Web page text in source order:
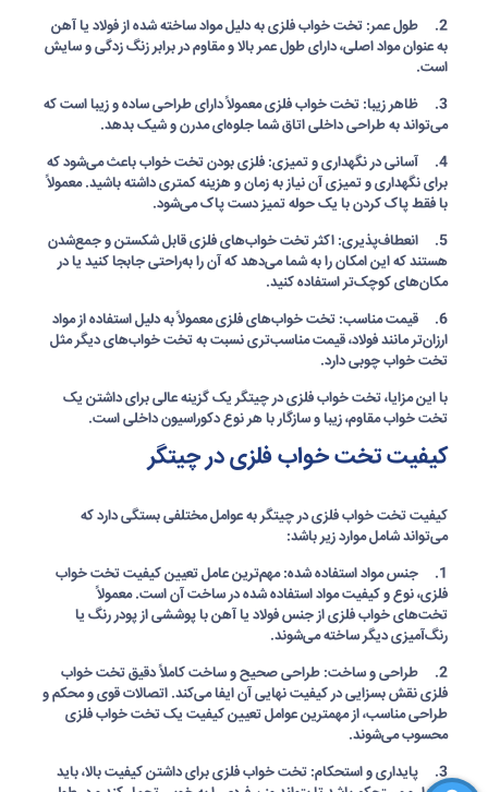
2. طول عمر: تخت خواب فلزی به دلیل مواد ساخته شده از فولاد یا آهن
به عنوان مواد اصلی، دارای طول عمر بالا و مقاوم در برابر زنگ زدگی و سایش
است.
3. ظاهر زیبا: تخت خواب فلزی معمولاً دارای طراحی ساده و زیبا است که
می‌تواند به طراحی داخلی اتاق شما جلوه‌ای مدرن و شیک بدهد.
4. آسانی در نگهداری و تمیزی: فلزی بودن تخت خواب باعث می‌شود که
برای نگهداری و تمیزی آن نیاز به زمان و هزینه کمتری داشته باشید. معمولاً
با فقط پاک کردن با یک حوله تمیز دست پاک می‌شود.
5. انعطاف‌پذیری: اکثر تخت خواب‌های فلزی قابل شکستن و جمع‌شدن
هستند که این امکان را به شما می‌دهد که آن را به‌راحتی جابجا کنید یا در
مکان‌های کوچک‌تر استفاده کنید.
6. قیمت مناسب: تخت خواب‌های فلزی معمولاً به دلیل استفاده از مواد
ارزان‌تر مانند فولاد، قیمت مناسب‌تری نسبت به تخت خواب‌های دیگر مثل
تخت خواب چوبی دارد.
با این مزایا،تخت خواب فلزی در چیتگریک گزینه عالی برای داشتن یک
تخت خواب مقاوم، زیبا و سازگار با هر نوع دکوراسیون داخلی است.
کیفیت تخت خواب فلزی در چیتگر
کیفیتتخت خواب فلزی در چیتگربه عوامل مختلفی بستگی دارد که
می‌تواند شامل موارد زیر باشد:
1. جنس مواد استفاده شده: مهم‌ترین عامل تعیین کیفیت تخت خواب
فلزی، نوع و کیفیت مواد استفاده شده در ساخت آن است. معمولاً
تخت‌های خواب فلزی از جنس فولاد یا آهن با پوششی از پودر رنگ یا
رنگ‌آمیزی دیگر ساخته می‌شوند.
2. طراحی و ساخت: طراحی صحیح و ساخت کاملاً دقیق تخت خواب
فلزی نقش بسزایی در کیفیت نهایی آن ایفا می‌کند. اتصالات قوی و محکم و
طراحی مناسب، از مهمترین عوامل تعیین کیفیت یک تخت خواب فلزی
محسوب می‌شوند.
3. پایداری و استحکام: تخت خواب فلزی برای داشتن کیفیت بالا، باید